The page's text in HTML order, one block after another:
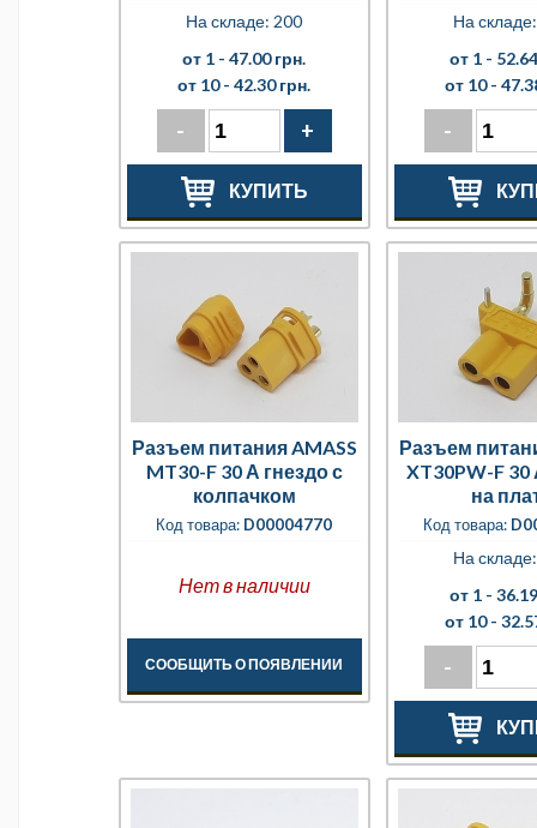
На складе: 200
от 1 - 47.00 грн.
от 10 - 42.30 грн.
- +
КУПИТЬ
На
от 1 -
от 10 -
-
Разъем питания AMASS
MT30-F 30 А гнездо с
колпачком
Код товара: D00004770
Нет в наличии
СООБЩИТЬ О ПОЯВЛЕНИИ
Разъем
XT30PW-F 30
на
Код товара:
На
от 1 -
от 10 -
-